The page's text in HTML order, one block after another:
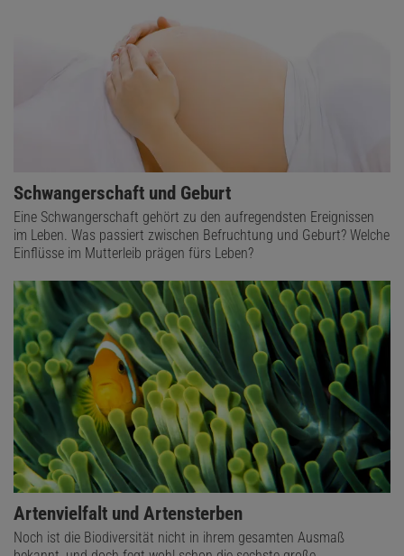
Schwangerschaft und Geburt
Eine Schwangerschaft gehört zu den aufregendsten Ereignissen
im Leben. Was passiert zwischen Befruchtung und Geburt? Welche
Einflüsse im Mutterleib prägen fürs Leben?
Artenvielfalt und Artensterben
Noch ist die Biodiversität nicht in ihrem gesamten Ausmaß